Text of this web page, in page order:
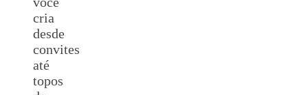
cria
desde
convites
até
topos